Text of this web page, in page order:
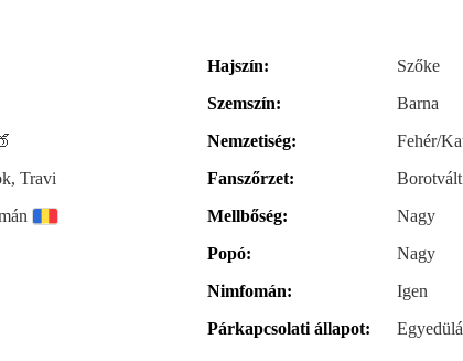
Travi
Hajszín:
Szőke
Szemszín:
Barna
Nemzetiség:
Fehér/
Fanszőrzet:
Borotvált
Mellbőség:
Nagy
Popó:
Nagy
Nimfomán:
Igen
Párkapcsolati állapot: